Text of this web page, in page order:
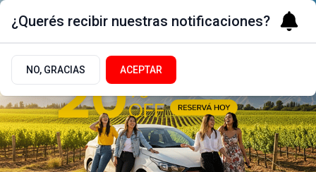
¿Querés recibir nuestras notificaciones?
NO, GRACIAS ACEPTAR